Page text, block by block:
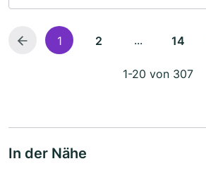
1 2 ... 14
1-20 von 307
In der Nähe